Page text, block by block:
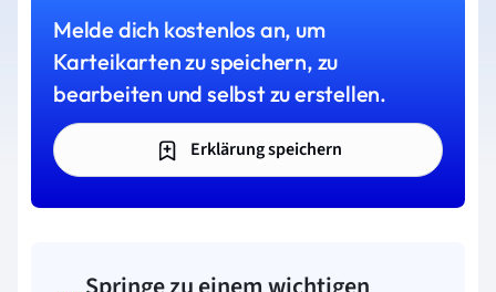
Melde dich kostenlos an, um
Karteikarten zu speichern, zu
bearbeiten und selbst zu erstellen.
Erklärung speichern